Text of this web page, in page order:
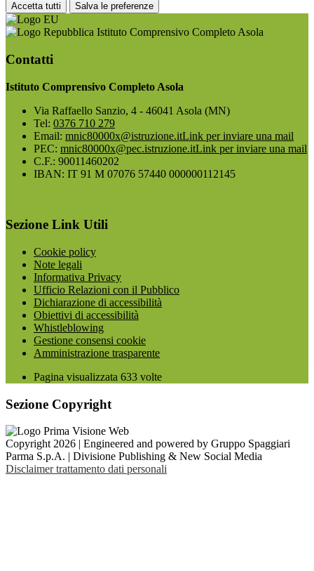
Accetta tutti Salva le preferenze
Istituto Comprensivo Completo Asola
Contatti
Istituto Comprensivo Completo Asola
Via Raffaello Sanzio, 4 - 46041 Asola (MN)
Tel: 0376 710 279
Email: mnic80000x@istruzione.itLink per inviare una mail
PEC: mnic80000x@pec.istruzione.itLink per inviare una mail
C.F.: 90011460202
IBAN: IT 91 M 07076 57440 000000112145
Sezione Link Utili
Cookie policy
Note legali
Informativa Privacy
Ufficio Relazioni con il Pubblico
Dichiarazione di accessibilità
Obiettivi di accessibilità
Whistleblowing
Gestione consensi cookie
Amministrazione trasparente
Pagina visualizzata 633 volte
Sezione Copyright
Copyright 2026 | Engineered and powered by Gruppo Spaggiari
Parma S.p.A. | Divisione Publishing & New Social Media
Disclaimer trattamento dati personali